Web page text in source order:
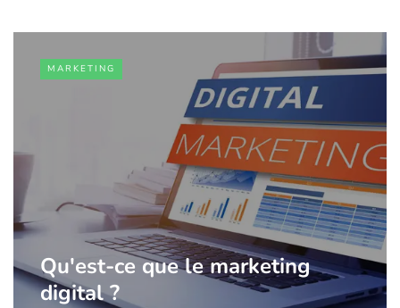
MARKETING
Qu'est-ce que le marketing
digital ?